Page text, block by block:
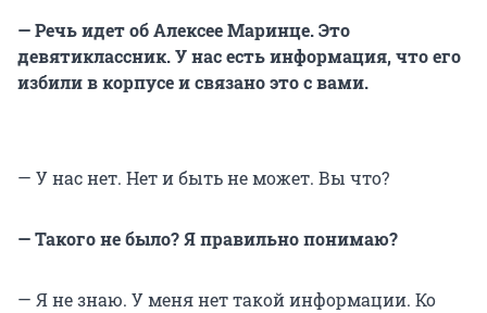
— Речь идет об Алексее Маринце. Это
девятиклассник. У нас есть информация, что его
избили в корпусе и связано это с вами.
— У нас нет. Нет и быть не может. Вы что?
— Такого не было? Я правильно понимаю?
— Я не знаю. У меня нет такой информации. Ко